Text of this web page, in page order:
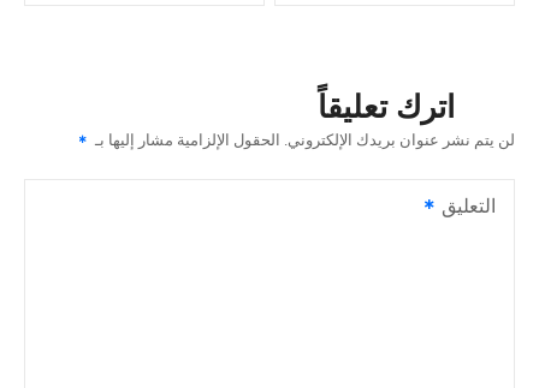
ا
م
اترك تعليقاً
لن يتم نشر عنوان بريدك الإلكتروني. الحقول الإلزامية مشار إليها بـ
التعليق